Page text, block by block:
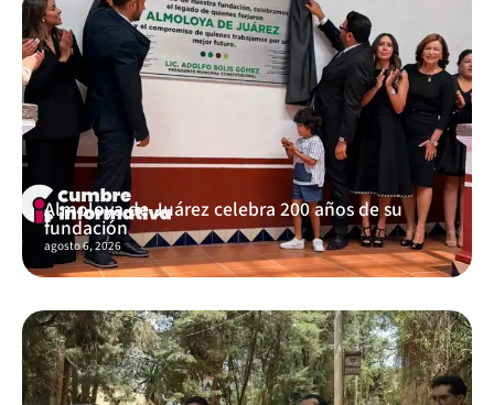
Almoloya de Juárez celebra 200 años de su
fundación
agosto 6, 2026